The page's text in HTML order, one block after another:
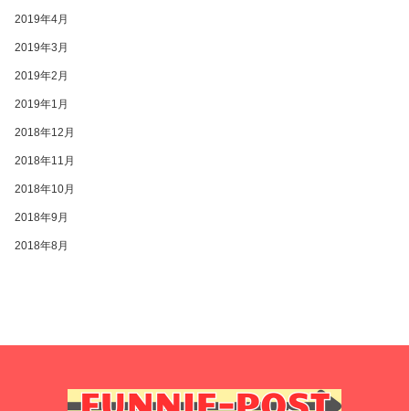
2019年4月
2019年3月
2019年2月
2019年1月
2018年12月
2018年11月
2018年10月
2018年9月
2018年8月